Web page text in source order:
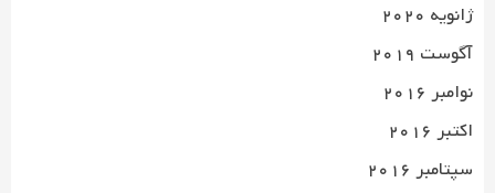
ژانویه 2020
آگوست 2019
نوامبر 2016
اکتبر 2016
سپتامبر 2016